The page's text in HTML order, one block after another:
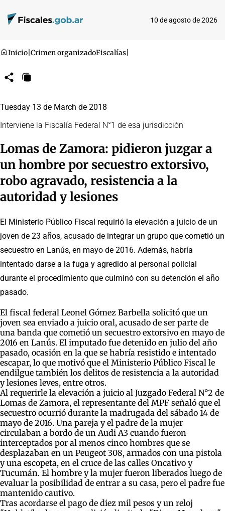
10 de agosto de 2026
Inicio Crimen organizadoFiscalías
CompartirCopiar
Tuesday 13 de March de 2018
Interviene la Fiscalía Federal N°1 de esa jurisdicción
Lomas de Zamora: pidieron juzgar a
un hombre por secuestro extorsivo,
robo agravado, resistencia a la
autoridad y lesiones
El Ministerio Público Fiscal requirió la elevación a juicio de un
joven de 23 años, acusado de integrar un grupo que cometió un
secuestro en Lanús, en mayo de 2016. Además, habría
intentado darse a la fuga y agredido al personal policial
durante el procedimiento que culminó con su detención el año
pasado.
El fiscal federal Leonel Gómez Barbella solicitó que un
joven sea enviado a juicio oral, acusado de ser parte de
una banda que cometió un secuestro extorsivo en mayo de
2016 en Lanús. El imputado fue detenido en julio del año
pasado, ocasión en la que se habría resistido e intentado
escapar, lo que motivó que el Ministerio Público Fiscal le
endilgue también los delitos de resistencia a la autoridad
y lesiones leves, entre otros.
Al requerirle la elevación a juicio al Juzgado Federal N°2 de
Lomas de Zamora, el representante del MPF señaló que el
secuestro ocurrió durante la madrugada del sábado 14 de
mayo de 2016. Una pareja y el padre de la mujer
circulaban a bordo de un Audi A3 cuando fueron
interceptados por al menos cinco hombres que se
desplazaban en un Peugeot 308, armados con una pistola
y una escopeta, en el cruce de las calles Oncativo y
Tucumán. El hombre y la mujer fueron liberados luego de
evaluar la posibilidad de entrar a su casa, pero el padre fue
mantenido cautivo.
Tras acordarse el pago de diez mil pesos y un reloj